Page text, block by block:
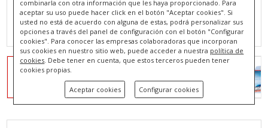
combinarla con otra información que les haya proporcionado. Para
aceptar su uso puede hacer click en el botón "Aceptar cookies". Si
usted no está de acuerdo con alguna de estas, podrá personalizar sus
opciones a través del panel de configuración con el botón "Configurar
cookies". Para conocer las empresas colaboradoras que incorporan
sus cookies en nuestro sitio web, puede acceder a nuestra política de
cookies . Debe tener en cuenta, que estos terceros pueden tener
cookies propias.
Aceptar cookies Configurar cookies